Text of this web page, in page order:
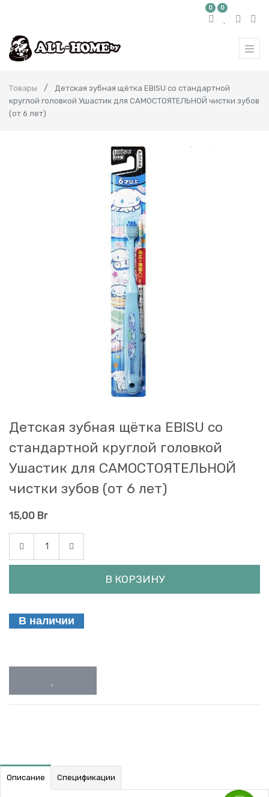
0 0
Товары
Детская зубная щётка EBISU со стандартной
круглой головкой Ушастик для САМОСТОЯТЕЛЬНОЙ чистки зубов
(от 6 лет)
Детская зубная щётка EBISU со
стандартной круглой головкой
Ушастик для САМОСТОЯТЕЛЬНОЙ
чистки зубов (от 6 лет)
15,00 Br
В КОРЗИНУ
В наличии
Описание Спецификации